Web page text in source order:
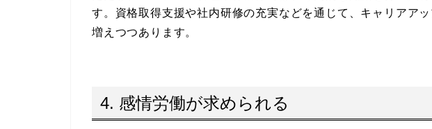
す。資格取得支援や社内研修の充実などを通じて、キャリアア
増えつつあります。
4. 感情労働が求められる